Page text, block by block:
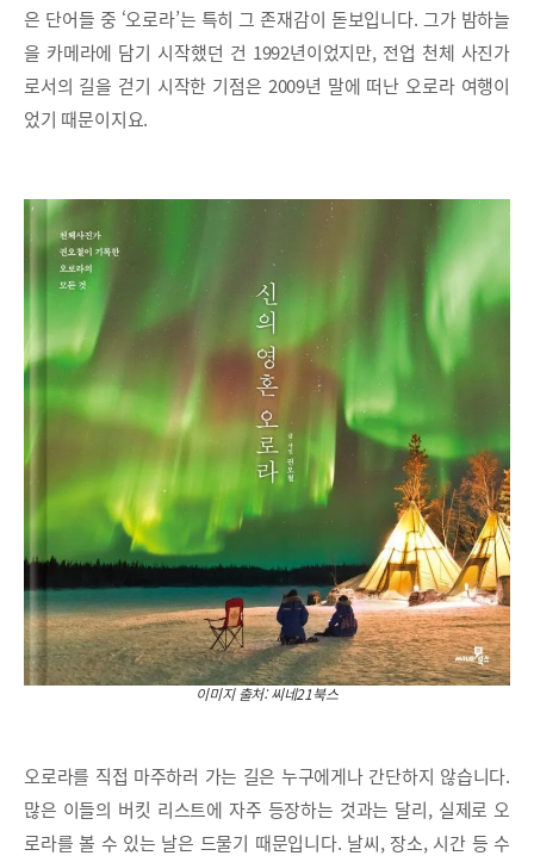
은 단어들 중 ‘오로라’는 특히 그 존재감이 돋보입니다. 그가 밤하늘
을 카메라에 담기 시작했던 건 1992년이었지만, 전업 천체 사진가
로서의 길을 걷기 시작한 기점은 2009년 말에 떠난 오로라 여행이
었기 때문이지요.
이미지 출처: 씨네21북스
오로라를 직접 마주하러 가는 길은 누구에게나 간단하지 않습니다.
많은 이들의 버킷 리스트에 자주 등장하는 것과는 달리, 실제로 오
로라를 볼 수 있는 날은 드물기 때문입니다. 날씨, 장소, 시간 등 수